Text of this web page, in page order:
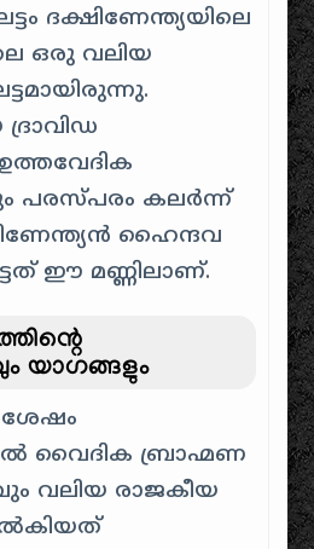
ദക്ഷിണേന്ത്യയിലെ
ഒരു വലിയ
പരസ്പരം കലർന്ന്
ഹൈന്ദവ
ഈ മണ്ണിലാണ്.
യാഗങ്ങളും
വൈദിക ബ്രാഹ്മണ
വലിയ രാജകീയ